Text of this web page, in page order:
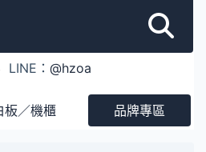
LINE：@hzoa
板／機櫃 品牌專區